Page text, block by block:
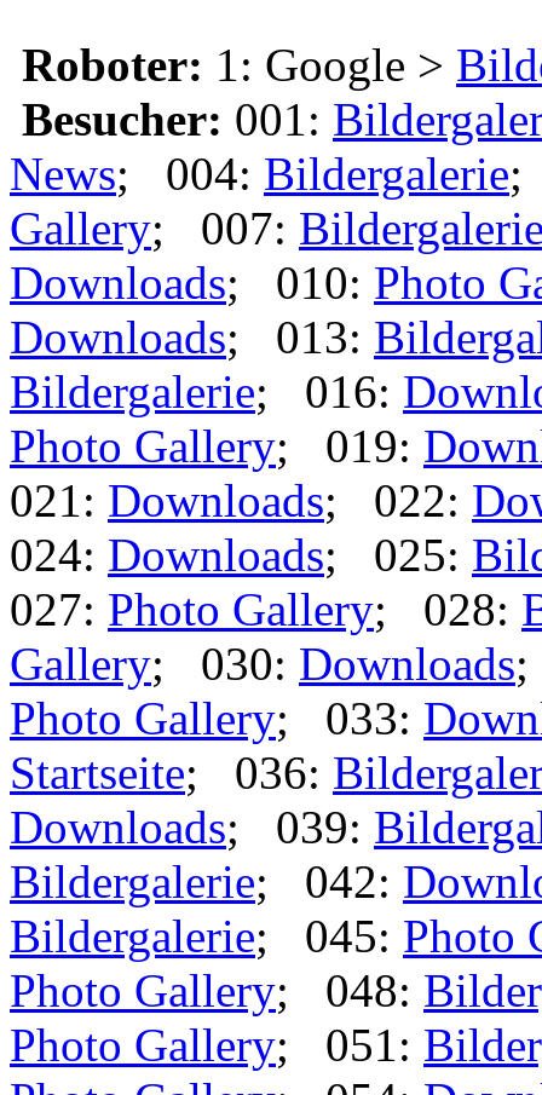
Roboter: 1: Google >
Besucher: 001:
News; 004: Bildergalerie;
Gallery; 007:
Downloads; 010: Photo
Downloads; 013:
Bildergalerie; 016:
Photo Gallery; 019:
021: Downloads; 022:
024: Downloads; 025:
027: Photo Gallery; 028:
Gallery; 030: Downloads
Photo Gallery; 033:
Startseite; 036:
Downloads; 039:
Bildergalerie; 042:
Bildergalerie; 045: Photo
Photo Gallery; 048:
Photo Gallery; 051: